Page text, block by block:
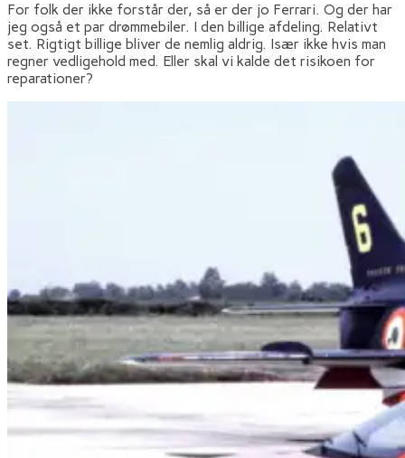
For folk der ikke forstår der, så er der jo Ferrari. Og der har
jeg også et par drømmebiler. I den billige afdeling. Relativt
set. Rigtigt billige bliver de nemlig aldrig. Især ikke hvis man
regner vedligehold med. Eller skal vi kalde det risikoen for
reparationer?